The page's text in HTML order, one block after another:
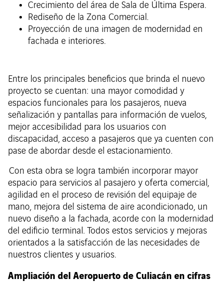
Crecimiento del área de Sala de Última Espera.
Rediseño de la Zona Comercial.
Proyección de una imagen de modernidad en
fachada e interiores.
Entre los principales beneficios que brinda el nuevo
proyecto se cuentan: una mayor comodidad y
espacios funcionales para los pasajeros, nueva
señalización y pantallas para información de vuelos,
mejor accesibilidad para los usuarios con
discapacidad, acceso a pasajeros que ya cuenten con
pase de abordar desde el estacionamiento.
Con esta obra se logra también incorporar mayor
espacio para servicios al pasajero y oferta comercial,
agilidad en el proceso de revisión del equipaje de
mano, mejora del sistema de aire acondicionado, un
nuevo diseño a la fachada, acorde con la modernidad
del edificio terminal. Todos estos servicios y mejoras
orientados a la satisfacción de las necesidades de
nuestros clientes y usuarios.
Ampliación del Aeropuerto de Culiacán en cifras